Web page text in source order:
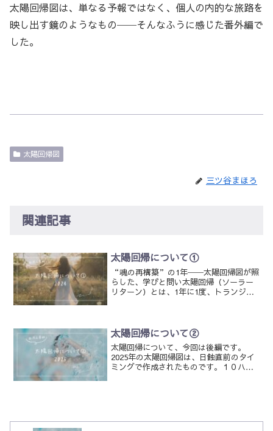
太陽回帰図は、単なる予報ではなく、個人の内的な旅路を
映し出す鏡のようなもの──そんなふうに感じた番外編で
した。
太陽回帰図
三ツ谷まほろ
関連記事
太陽回帰について①
“魂の再構築”の1年──太陽回帰図が照
らした、学びと問い太陽回帰（ソーラー
リターン）とは、1年に1度、トランジッ
帰図」と呼ばれ、誕生...
太陽回帰について②
太陽回帰について、今回は後編です。
2025年の太陽回帰図は、日蝕直前のタイ
ミングで作成されたものです。１０ハウ